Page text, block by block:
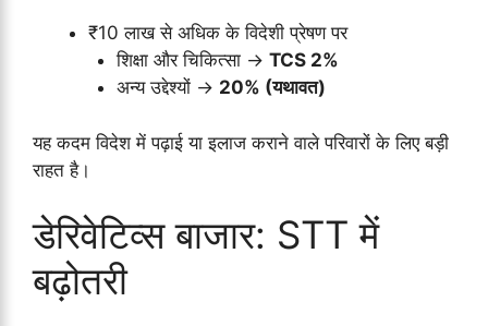
₹10 लाख से अधिक के विदेशी प्रेषण पर
शिक्षा और चिकित्सा → TCS 2%
अन्य उद्देश्यों → 20% (यथावत)
यह कदम विदेश में पढ़ाई या इलाज कराने वाले परिवारों के लिए बड़ी
राहत है।
डेरिवेटिव्स बाजार: STT में
बढ़ोतरी